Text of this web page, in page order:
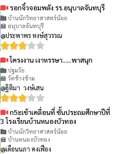
รอกจิ๋วจอมพลัง รร.อนุบาลจันทบุรี
บ้านนักวิทยาศาสตร์น้อย
🏫 อนุบาลจันทบุรี
@ประพาพร หงษ์สุวรรณ
โครงงาน เงาหรรษา......พาสนุก
ปฐมวัย
🏫 วัดช้างข้าม
@ฐิติมา วงษ์เสน
ก5ะเช้าเคลื่อนที่ ชั้นประถมศึกษาปีที่
3 โรงเรียนบ้านหนองบัวทอง
บ้านนักวิทยาศาสตร์น้อย
🏫 บ้านหนองบัวทอง
@เดือนนภา คงเฟือง